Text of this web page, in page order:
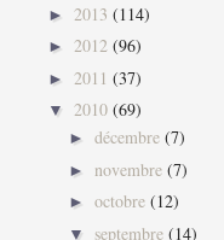
► 2013 (114)
► 2012 (96)
► 2011 (37)
▼ 2010 (69)
► décembre (7)
► novembre (7)
► octobre (12)
▼ septembre (14)